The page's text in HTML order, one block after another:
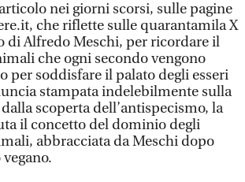
nei giorni scorsi, sulle pagine
che riflette sulle quarantamila X
di Alfredo Meschi, per ricordare il
che ogni secondo vengono
per soddisfare il palato degli esseri
stampata indelebilmente sulla
scoperta dell’antispecismo, la
il concetto del dominio degli
abbracciata da Meschi dopo